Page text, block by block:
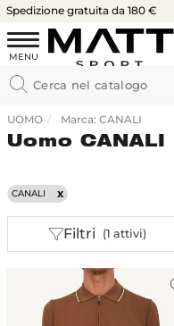
Spedizione gratuita da 180 €
UOMO Marca: CANALI
Uomo CANALI
CANALI
Filtri (1 attivi)